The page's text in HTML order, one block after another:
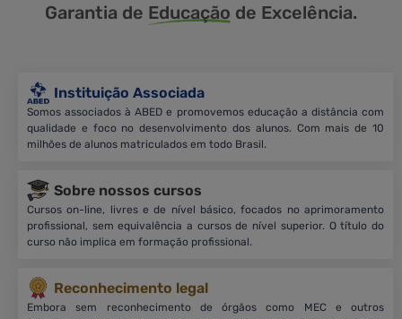
Garantia de Educação de Excelência.
Instituição Associada
Somos associados à ABED e promovemos educação a distância com
qualidade e foco no desenvolvimento dos alunos. Com mais de 10
milhões de alunos matriculados em todo Brasil.
Sobre nossos cursos
Cursos on-line, livres e de nível básico, focados no aprimoramento
profissional, sem equivalência a cursos de nível superior. O título do
curso não implica em formação profissional.
Reconhecimento legal
Embora sem reconhecimento de órgãos como MEC e outros